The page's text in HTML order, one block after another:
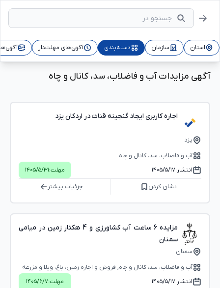
استان سازمان دسته‌بندی آگهی‌های مهلت‌دار
آگهی مزایدات آب و فاضلاب، سد، کانال و چاه
اجاره کاربری ایجاد گنجینه قنات در اردکان یزد
یزد
آب و فاضلاب، سد، کانال و چاه
انتشار:۱۴۰۵/۵/۱۷ مهلت:۱۴۰۵/۵/۳۱
نشان کردن جزئیات بیشتر
مزایده 6 ساعت آب کشاورزی و 4 هکتار زمین در میامی
سمنان
سمنان
آب و فاضلاب، سد، کانال و چاه, فروش و اجاره زمین، باغ، ویلا و مزرعه
انتشار:۱۴۰۵/۵/۱۷ مهلت:۱۴۰۵/۶/۷